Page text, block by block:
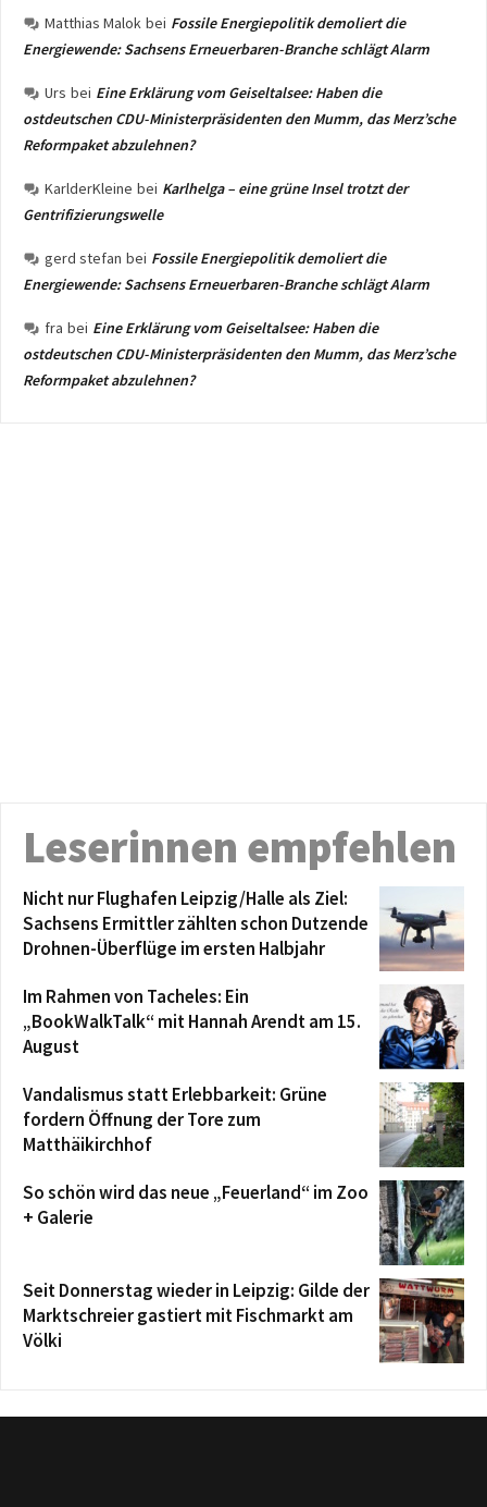
Matthias Malok bei Fossile Energiepolitik demoliert die
Energiewende: Sachsens Erneuerbaren-Branche schlägt Alarm
Urs bei Eine Erklärung vom Geiseltalsee: Haben die
ostdeutschen CDU-Ministerpräsidenten den Mumm, das Merz’sche
Reformpaket abzulehnen?
KarlderKleine bei Karlhelga – eine grüne Insel trotzt der
Gentrifizierungswelle
gerd stefan bei Fossile Energiepolitik demoliert die
Energiewende: Sachsens Erneuerbaren-Branche schlägt Alarm
fra bei Eine Erklärung vom Geiseltalsee: Haben die
ostdeutschen CDU-Ministerpräsidenten den Mumm, das Merz’sche
Reformpaket abzulehnen?
Leserinnen empfehlen
Nicht nur Flughafen Leipzig/Halle als Ziel:
Sachsens Ermittler zählten schon Dutzende
Drohnen-Überflüge im ersten Halbjahr
Im Rahmen von Tacheles: Ein
„BookWalkTalk“ mit Hannah Arendt am 15.
August
Vandalismus statt Erlebbarkeit: Grüne
fordern Öffnung der Tore zum
Matthäikirchhof
So schön wird das neue „Feuerland“ im Zoo
+ Galerie
Seit Donnerstag wieder in Leipzig: Gilde der
Marktschreier gastiert mit Fischmarkt am
Völki